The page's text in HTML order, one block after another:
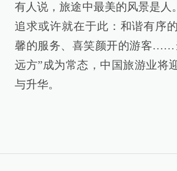
有人说，旅途中最美的风景是人
追求或许就在于此：和谐有序
馨的服务、喜笑颜开的游客……
远方”成为常态，中国旅游业将
与升华。